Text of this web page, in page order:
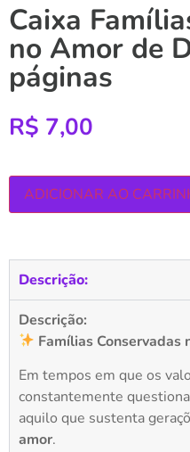
Caixa
no Amor de
páginas
R$ 7,00
ADICIONAR AO
Descrição:
Descrição:
Famílias Conservadas
Em tempos em que os
constantemente
aquilo que sustenta
amor.